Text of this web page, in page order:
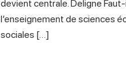
devient centrale. Deligne
l’enseignement de sciences
sociales […]